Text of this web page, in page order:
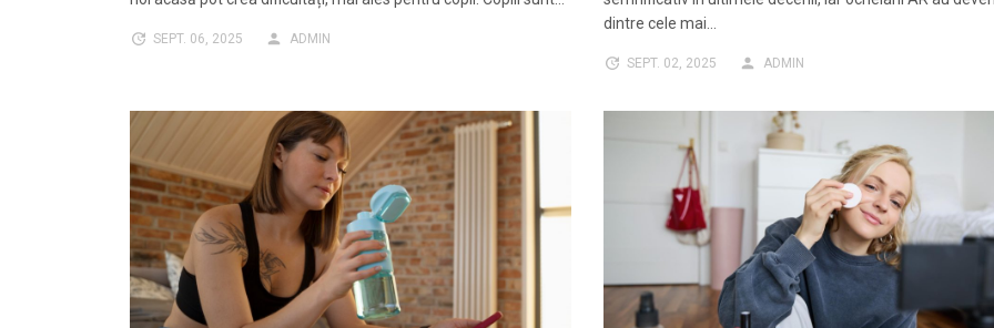
SEPT. 06, 2025 ADMIN
dintre cele mai…
SEPT. 02, 2025 ADMIN